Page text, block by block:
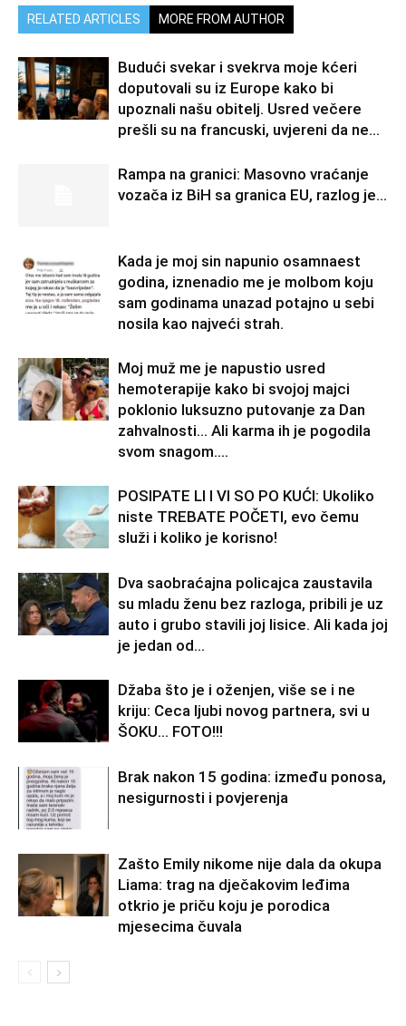
RELATED ARTICLES MORE FROM AUTHOR
Budući svekar i svekrva moje kćeri
doputovali su iz Europe kako bi
upoznali našu obitelj. Usred večere
prešli su na francuski, uvjereni da ne...
Rampa na granici: Masovno vraćanje
vozača iz BiH sa granica EU, razlog je…
Kada je moj sin napunio osamnaest
godina, iznenadio me je molbom koju
sam godinama unazad potajno u sebi
nosila kao najveći strah.
Moj muž me je napustio usred
hemoterapije kako bi svojoj majci
poklonio luksuzno putovanje za Dan
zahvalnosti… Ali karma ih je pogodila
svom snagom....
POSIPATE LI I VI SO PO KUĆI: Ukoliko
niste TREBATE POČETI, evo čemu
služi i koliko je korisno!
Dva saobraćajna policajca zaustavila
su mladu ženu bez razloga, pribili je uz
auto i grubo stavili joj lisice. Ali kada joj
je jedan od...
Džaba što je i oženjen, više se i ne
kriju: Ceca ljubi novog partnera, svi u
ŠOKU… FOTO!!!
Brak nakon 15 godina: između ponosa,
nesigurnosti i povjerenja
Zašto Emily nikome nije dala da okupa
Liama: trag na dječakovim leđima
otkrio je priču koju je porodica
mjesecima čuvala